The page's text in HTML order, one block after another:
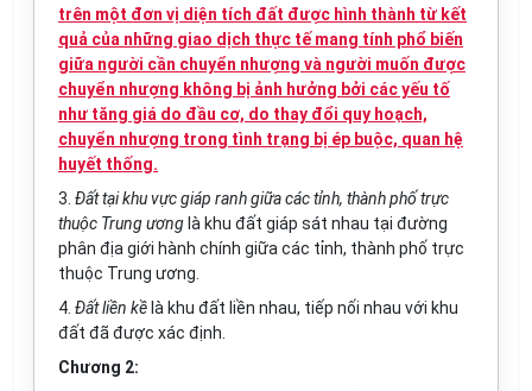
trên một đơn vị diện tích đất được hình thành từ kết
quả của những giao dịch thực tế mang tính phổ biến
giữa người cần chuyển nhượng và người muốn được
chuyển nhượng không bị ảnh hưởng bởi các yếu tố
như tăng giá do đầu cơ, do thay đổi quy hoạch,
chuyển nhượng trong tình trạng bị ép buộc, quan hệ
huyết thống.
3. Đất tại khu vực giáp ranh giữa các tỉnh, thành phố trực
thuộc Trung ương là khu đất giáp sát nhau tại đường
phân địa giới hành chính giữa các tỉnh, thành phố trực
thuộc Trung ương.
4. Đất liền kề là khu đất liền nhau, tiếp nối nhau với khu
đất đã được xác định.
Chương 2: